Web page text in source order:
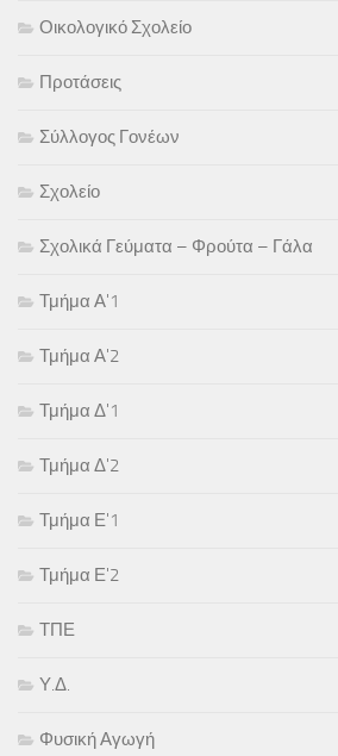
Οικολογικό Σχολείο
Προτάσεις
Σύλλογος Γονέων
Σχολείο
Σχολικά Γεύματα – Φρούτα – Γάλα
Τμήμα Α'1
Τμήμα Α'2
Τμήμα Δ'1
Τμήμα Δ'2
Τμήμα Ε'1
Τμήμα Ε'2
ΤΠΕ
Υ.Δ.
Φυσική Αγωγή